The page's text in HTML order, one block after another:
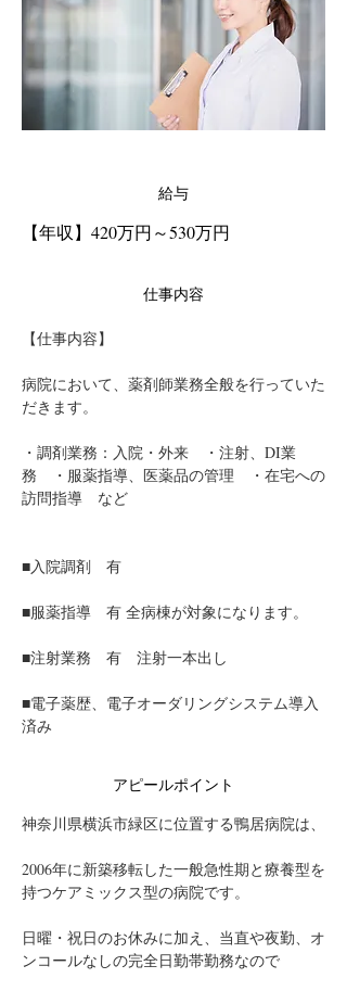
給与
【年収】420万円～530万円
仕事内容
【仕事内容】
病院において、薬剤師業務全般を行っていた
だきます。
・調剤業務：入院・外来　・注射、DI業
務　・服薬指導、医薬品の管理　・在宅への
訪問指導　など
■入院調剤　有
■服薬指導　有 全病棟が対象になります。
■注射業務　有　注射一本出し
■電子薬歴、電子オーダリングシステム導入
済み
アピールポイント
神奈川県横浜市緑区に位置する鴨居病院は、
2006年に新築移転した一般急性期と療養型を
持つケアミックス型の病院です。
日曜・祝日のお休みに加え、当直や夜勤、オ
ンコールなしの完全日勤帯勤務なので